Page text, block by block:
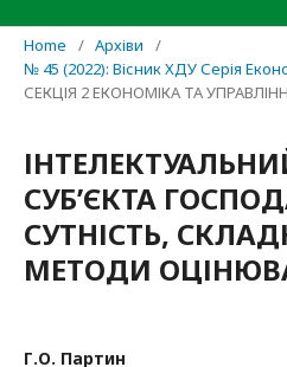
Home / Архіви
/
№ 45 (2022): Вісник ХДУ Серія
СЕКЦІЯ 2 ЕКОНОМІКА ТА
СУБ’ЄКТА
СУТНІСТЬ,
МЕТОДИ
Г.О. Партин